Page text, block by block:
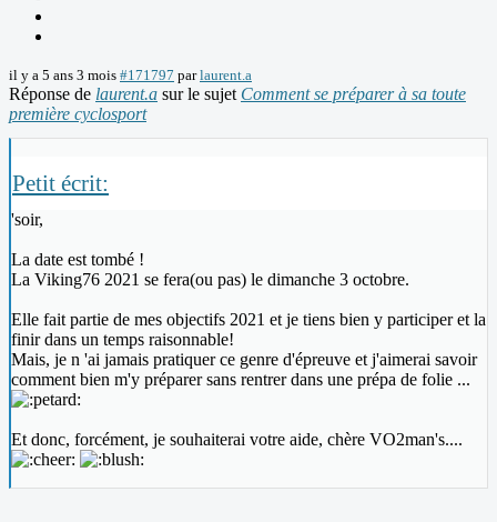
il y a 5 ans 3 mois #171797 parlaurent.a
Réponse de laurent.a sur le sujet Comment se préparer à sa toute
première cyclosport
Petit écrit:
'soir,
La date est tombé !
La Viking76 2021 se fera(ou pas) le dimanche 3 octobre.
Elle fait partie de mes objectifs 2021 et je tiens bien y participer et la
finir dans un temps raisonnable!
Mais, je n 'ai jamais pratiquer ce genre d'épreuve et j'aimerai savoir
comment bien m'y préparer sans rentrer dans une prépa de folie ...
Et donc, forcément, je souhaiterai votre aide, chère VO2man's....